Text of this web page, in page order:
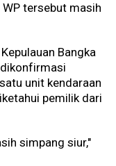
tersebut masih
Bangka
unit kendaraan
pemilik dari
simpang siur,"